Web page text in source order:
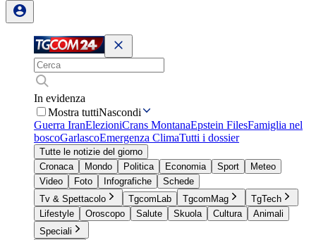
In evidenza
Mostra tuttiNascondi
Guerra IranElezioniCrans MontanaEpstein FilesFamiglia nel
boscoGarlascoEmergenza ClimaTutti i dossier
Tutte le notizie del giorno
Cronaca
Mondo Politica Economia Sport
Meteo
Video
Foto Infografiche
Schede
Tv & Spettacolo
TgcomLab TgcomMag
TgTech
Lifestyle
Oroscopo Salute Skuola Cultura
Animali
Speciali